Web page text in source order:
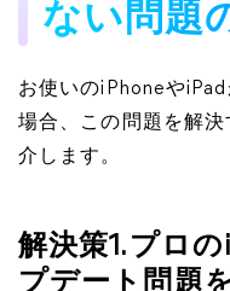
ない問題
お使いのiPhoneや
場合、この問題を解
介します。
解決策1.プロ
プデート問題